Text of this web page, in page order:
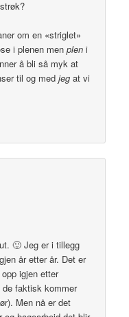
om en «striglet»
i plenen menplen i
å bli så myk at
til og medjeg at vi
🙂 Jeg er i tillegg
år etter år. Det er
igjen etter
faktisk kommer
Men nå er det